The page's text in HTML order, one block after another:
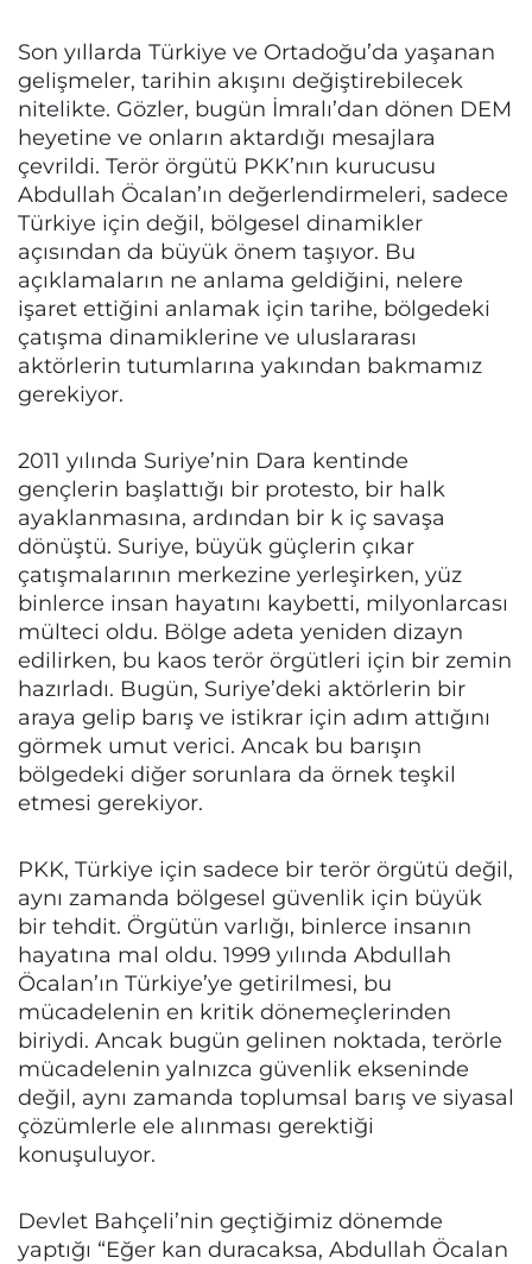
Son yıllarda Türkiye ve Ortadoğu’da yaşanan
gelişmeler, tarihin akışını değiştirebilecek
nitelikte. Gözler, bugün İmralı’dan dönen DEM
heyetine ve onların aktardığı mesajlara
çevrildi. Terör örgütü PKK’nın kurucusu
Abdullah Öcalan’ın değerlendirmeleri, sadece
Türkiye için değil, bölgesel dinamikler
açısından da büyük önem taşıyor. Bu
açıklamaların ne anlama geldiğini, nelere
işaret ettiğini anlamak için tarihe, bölgedeki
çatışma dinamiklerine ve uluslararası
aktörlerin tutumlarına yakından bakmamız
gerekiyor.
2011 yılında Suriye’nin Dara kentinde
gençlerin başlattığı bir protesto, bir halk
ayaklanmasına, ardından bir k iç savaşa
dönüştü. Suriye, büyük güçlerin çıkar
çatışmalarının merkezine yerleşirken, yüz
binlerce insan hayatını kaybetti, milyonlarcası
mülteci oldu. Bölge adeta yeniden dizayn
edilirken, bu kaos terör örgütleri için bir zemin
hazırladı. Bugün, Suriye’deki aktörlerin bir
araya gelip barış ve istikrar için adım attığını
görmek umut verici. Ancak bu barışın
bölgedeki diğer sorunlara da örnek teşkil
etmesi gerekiyor.
PKK, Türkiye için sadece bir terör örgütü değil,
aynı zamanda bölgesel güvenlik için büyük
bir tehdit. Örgütün varlığı, binlerce insanın
hayatına mal oldu. 1999 yılında Abdullah
Öcalan’ın Türkiye’ye getirilmesi, bu
mücadelenin en kritik dönemeçlerinden
biriydi. Ancak bugün gelinen noktada, terörle
mücadelenin yalnızca güvenlik ekseninde
değil, aynı zamanda toplumsal barış ve siyasal
çözümlerle ele alınması gerektiği
konuşuluyor.
Devlet Bahçeli’nin geçtiğimiz dönemde
yaptığı “Eğer kan duracaksa, Abdullah Öcalan